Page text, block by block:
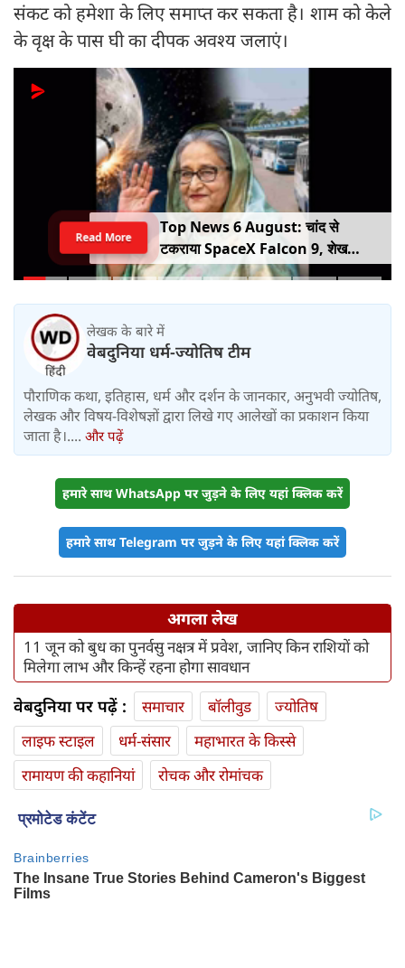
संकट को हमेशा के लिए समाप्त कर सकता है। शाम को केले
के वृक्ष के पास घी का दीपक अवश्य जलाएं।
Top News 6 August: चांद से
टकराया SpaceX Falcon 9, शेख
हसीना की घर वापसी का ऐलान, MP में बस
Read More
लेखक के बारे में
वेबदुनिया धर्म-ज्योतिष टीम
पौराणिक कथा, इतिहास, धर्म और दर्शन के जानकार, अनुभवी ज्योतिष,
लेखक और विषय-विशेषज्ञों द्वारा लिखे गए आलेखों का प्रकाशन किया
जाता है।.... और पढ़ें
हमारे साथ WhatsApp पर जुड़ने के लिए यहां क्लिक करें
हमारे साथ Telegram पर जुड़ने के लिए यहां क्लिक करें
अगला लेख
11 जून को बुध का पुनर्वसु नक्षत्र में प्रवेश, जानिए किन राशियों को
मिलेगा लाभ और किन्हें रहना होगा सावधान
वेबदुनिया पर पढ़ें : समाचार बॉलीवुड
ज्योतिष
लाइफ स्‍टाइल
धर्म-संसार
महाभारत के किस्से
रामायण की कहानियां
रोचक और रोमांचक